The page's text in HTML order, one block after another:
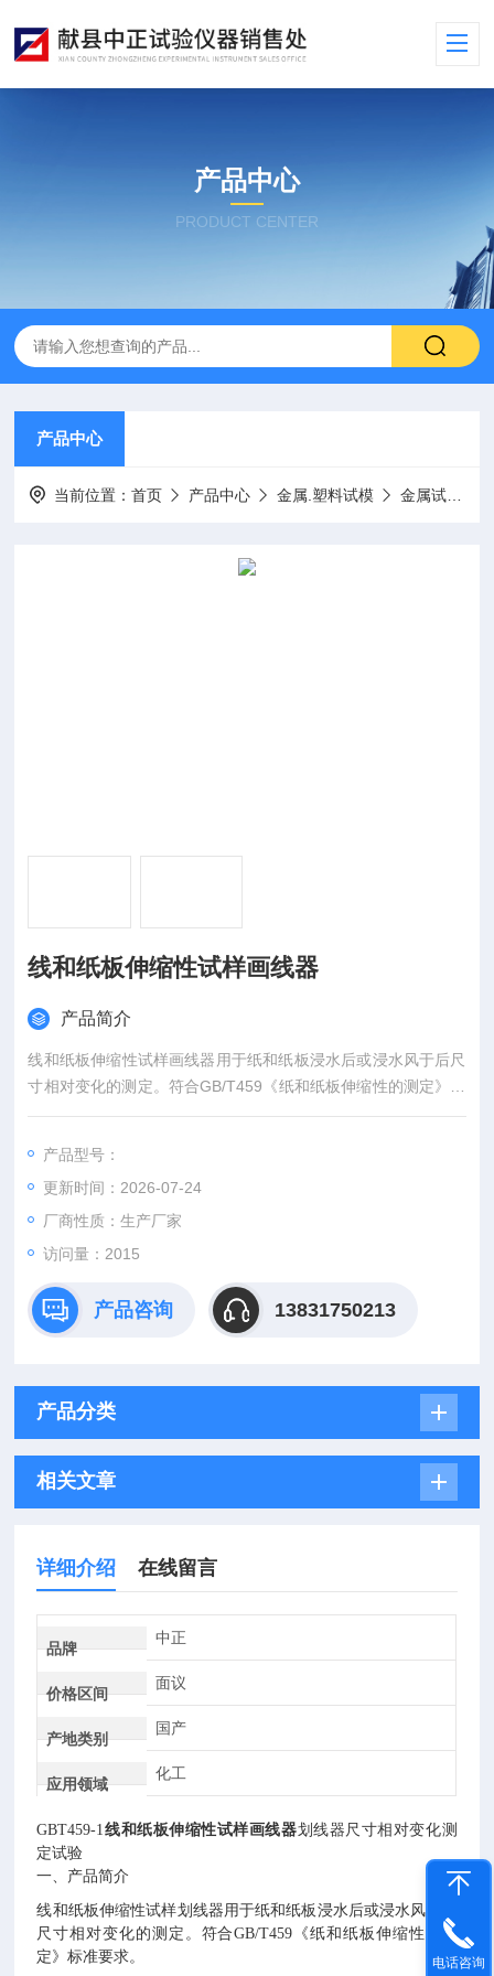
产品中心
PRODUCT CENTER
产品中心
当前位置：首页 产品中心 金属.塑料试模 金属试模
线和纸板伸缩性试样画线器
产品简介
线和纸板伸缩性试样画线器用于纸和纸板浸水后或浸水风于后尺
寸相对变化的测定。符合GB/T459《纸和纸板伸缩性的测定》标
准要求。
产品型号：
更新时间：2026-07-24
厂商性质：生产厂家
访问量：2015
产品咨询 13831750213
产品分类
相关文章
详细介绍 在线留言
品牌
中正
价格区间
面议
产地类别
国产
应用领域
化工
GBT459-1线和纸板伸缩性试样画线器划线器尺寸相对变化测
定试验
一、产品简介
线和纸板伸缩性试样划线器用于纸和纸板浸水后或浸水风于后
尺寸相对变化的测定。符合GB/T459《纸和纸板伸缩性的测
定》标准要求。
电话咨询